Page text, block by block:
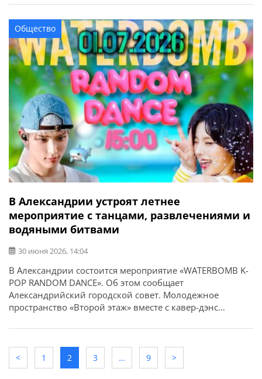
й бригады оперативного назначения Владислав
Шаповал вместе с побратимами защищал Харьковскую
область, затем выполнял боевые задания на
Бахмутском направлении. Командуя ротой, он
неоднократно отражал атаки врага. Также […]
Общество
В Александрии устроят летнее
мероприятие с танцами, развлечениями и
водяными битвами
30 июня 2026, 14:04
В Александрии состоится мероприятие «WATERBOMB K-
POP RANDOM DANCE». Об этом сообщает
Александрийский городской совет. Молодежное
пространство «Второй этаж» вместе с кавер-дэнс
яркое летнее мероприятие, которое объединит танцы,
Время: 15:00 Где: парк Шевченко, возле фонтана
Участие: бесплатное Участников ждут: Кроме того, […]
< 1 2 3 … 9 >